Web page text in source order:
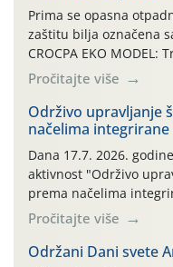
Prima se opasna
zaštitu bilja označena
CROCPA EKO
ambalaža drugih
bilja (npr. ambalaža
prihvaća. Korisnicima
prazne ambalaže
AGRONOM, ALBAUGH
Pročitajte više
Održivo upravljanje
načelima
Dana 17.7. 2026.
aktivnost "Održivo
prema načelima
na pokusnom polju
parcela ID 2445031)
Pročitajte više
Održani Dani svete